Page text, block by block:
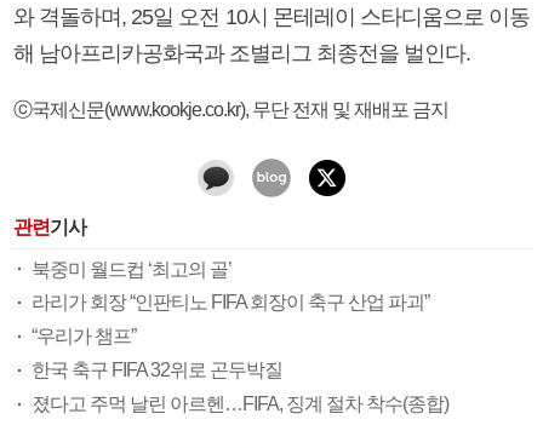
와 격돌하며, 25일 오전 10시 몬테레이 스타디움으로 이동
해 남아프리카공화국과 조별리그 최종전을 벌인다.
ⓒ국제신문(www.kookje.co.kr), 무단 전재 및 재배포 금지
관련기사
북중미 월드컵 ‘최고의 골’
라리가 회장 “인판티노 FIFA 회장이 축구 산업 파괴”
“우리가 챔프”
한국 축구 FIFA 32위로 곤두박질
졌다고 주먹 날린 아르헨…FIFA, 징계 절차 착수(종합)